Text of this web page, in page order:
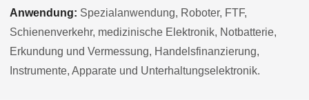
Anwendung: Spezialanwendung, Roboter, FTF,
Schienenverkehr, medizinische Elektronik, Notbatterie,
Erkundung und Vermessung, Handelsfinanzierung,
Instrumente, Apparate und Unterhaltungselektronik.